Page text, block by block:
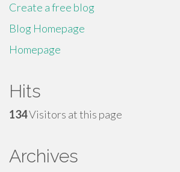
Create a free blog
Blog Homepage
Homepage
Hits
134Visitors at this page
Archives